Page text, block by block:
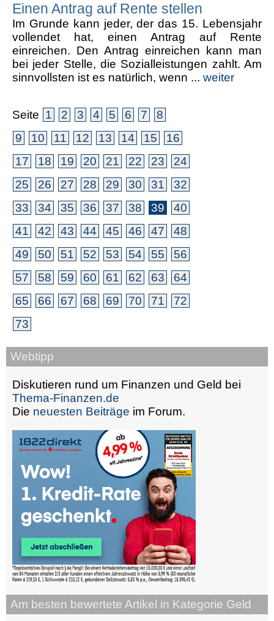
Einen Antrag auf Rente stellen
Im Grunde kann jeder, der das 15. Lebensjahr
vollendet hat, einen Antrag auf Rente
einreichen. Den Antrag einreichen kann man
bei jeder Stelle, die Sozialleistungen zahlt. Am
sinnvollsten ist es natürlich, wenn ... weiter
Seite 1 2 3 4 5 6 7
8
9
10 11 12 13 14 15
16
17
18 19 20 21 22 23
24
25
26 27 28 29 30 31
32
33
34 35 36 37 38 39
40
41
42 43 44 45 46 47
48
49
50 51 52 53 54 55
56
57
58 59 60 61 62 63
64
65
66 67 68 69 70 71
72
73
Webtipp
Diskutieren rund um Finanzen und Geld bei
Thema-Finanzen.de
Die neuesten Beiträge im Forum.
Am besten bewertete Artikel in Kategorie Geld